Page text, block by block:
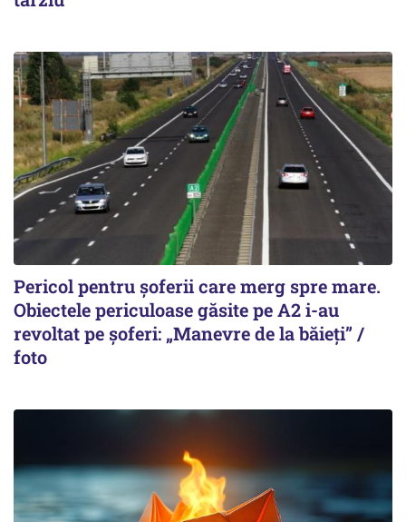
Pericol pentru șoferii care merg spre mare.
Obiectele periculoase găsite pe A2 i-au
revoltat pe șoferi: „Manevre de la băieți” /
foto